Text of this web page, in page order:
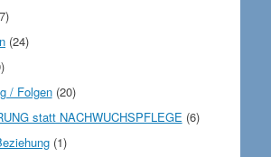
(24)
/ Folgen(20)
statt NACHWUCHSPFLEGE (6)
(1)